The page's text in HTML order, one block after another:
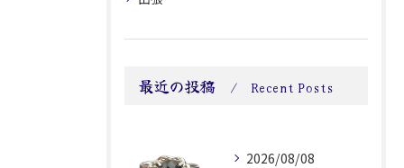
最近の投稿 Recent Posts
2026/08/08